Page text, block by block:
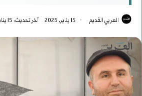
العربي القديم 15 يناير، 2025 آخر تحديث: 15 يناير، 2025